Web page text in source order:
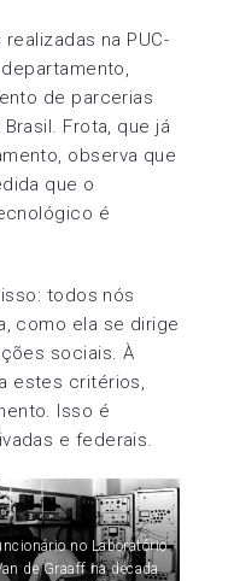
na PUC-
de parcerias
Frota, que já
observa que
que o
é
todos nós
como ela se dirige
sociais. À
estes critérios,
Isso é
e federais.
no Laboratório
de Graaff na década